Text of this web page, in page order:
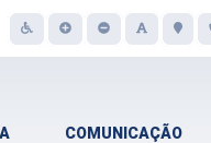
COMUNICAÇÃO